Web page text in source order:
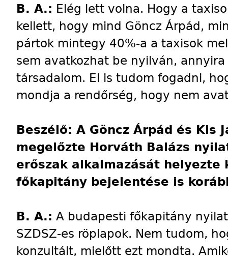
B. A.: Elég lett volna. Hogy a
kellett, hogy mind Göncz Árpád,
pártok mintegy 40%-a a taxisok
sem avatkozhat be nyilván,
társadalom. El is tudom fogadni,
mondja a rendőrség, hogy nem
Beszélő: A Göncz Árpád és Kis
megelőzte Horváth Balázs
erőszak alkalmazását helyezte
főkapitány bejelentése is
B. A.: A budapesti főkapitány
SZDSZ-es röplapok. Nem tudom,
konzultált, mielőtt ezt mondta.